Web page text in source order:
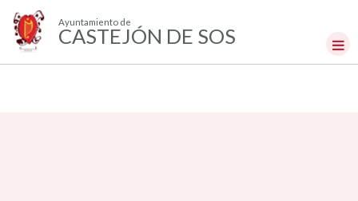
Ayuntamiento de
CASTEJÓN DE SOS